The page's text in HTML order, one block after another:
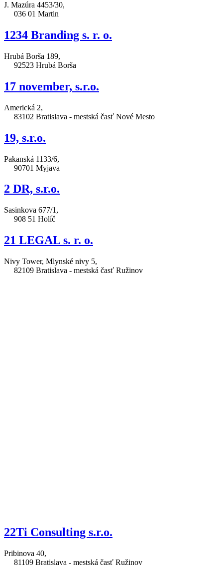
J. Mazúra 4453/30,
036 01 Martin
1234 Branding s. r. o.
Hrubá Borša 189,
92523 Hrubá Borša
17 november, s.r.o.
Americká 2,
83102 Bratislava - mestská časť Nové Mesto
19, s.r.o.
Pakanská 1133/6,
90701 Myjava
2 DR, s.r.o.
Sasinkova 677/1,
908 51 Holíč
21 LEGAL s. r. o.
Nivy Tower, Mlynské nivy 5,
82109 Bratislava - mestská časť Ružinov
22Ti Consulting s.r.o.
Pribinova 40,
81109 Bratislava - mestská časť Ružinov